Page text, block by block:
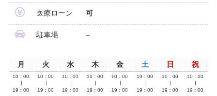
医療ローン 可
駐車場 –
月 火 水 木 金 土 日 祝
10：00
19：00
10：00
19：00
10：00
19：00
10：00
19：00
10：00
19：00
10：00
19：00
10：00
19：00
10：00
19：00